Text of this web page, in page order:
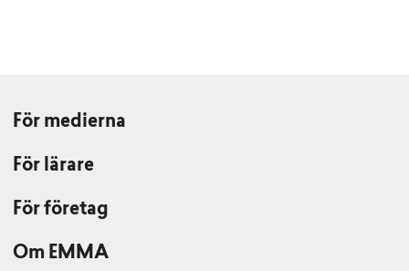
För medierna
För lärare
För företag
Om EMMA